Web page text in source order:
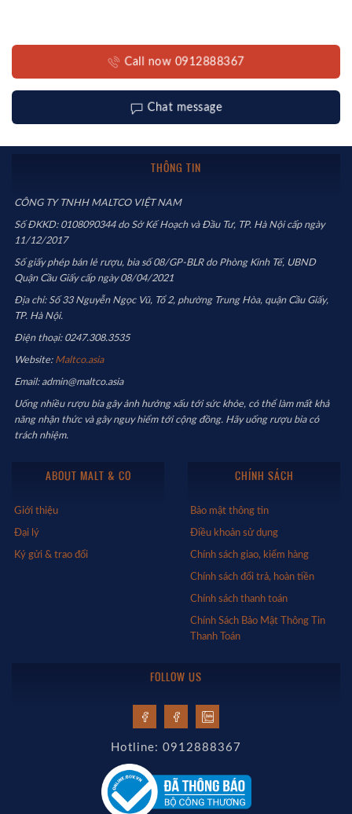
Call now 0912888367
Chat message
THÔNG TIN
CÔNG TY TNHH MALTCO VIỆT NAM
Số ĐKKD: 0108090344 do Sở Kế Hoạch và Đầu Tư, TP. Hà Nội cấp ngày
11/12/2017
Số giấy phép bán lẻ rượu, bia số 08/GP-BLR do Phòng Kinh Tế, UBND
Quận Cầu Giấy cấp ngày 08/04/2021
Địa chỉ: Số 33 Nguyễn Ngọc Vũ, Tổ 2, phường Trung Hòa, quận Cầu Giấy,
TP. Hà Nội.
Điện thoại: 0247.308.3535
Website: Maltco.asia
Email: admin@maltco.asia
Uống nhiều rượu bia gây ảnh hưởng xấu tới sức khỏe, có thể làm mất khả
năng nhận thức và gây nguy hiểm tới cộng đồng. Hãy uống rượu bia có
trách nhiệm.
ABOUT MALT & CO
Giới thiệu
Đại lý
Ký gửi & trao đổi
CHÍNH SÁCH
Bảo mật thông tin
Điều khoản sử dụng
Chính sách giao, kiểm hàng
Chính sách đổi trả, hoàn tiền
Chính sách thanh toán
Chính Sách Bảo Mật Thông Tin
Thanh Toán
FOLLOW US
Hotline: 0912888367